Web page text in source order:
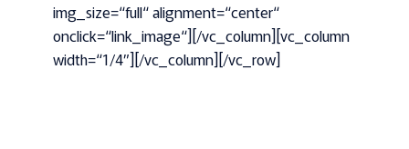
img_size=“full“ alignment=“center“
onclick=“link_image“][/vc_column][vc_column
width=“1/4″][/vc_column][/vc_row]